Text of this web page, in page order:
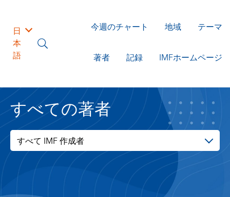
日
本
語
今週のチャート 地域 テーマ
著者 記録 IMFホームページ
すべての著者
すべて IMF 作成者